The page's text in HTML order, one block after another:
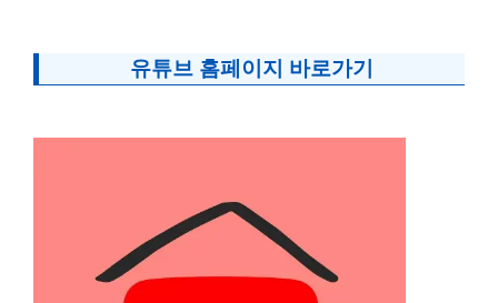
유튜브 홈페이지 바로가기